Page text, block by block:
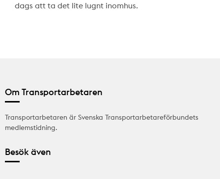
dags att ta det lite lugnt inomhus.
Om Transportarbetaren
Transportarbetaren är Svenska Transportarbetareförbundets
medlemstidning.
Besök även